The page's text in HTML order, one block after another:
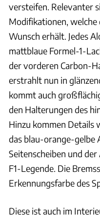
versteifen. Relevanter
Modifikationen, welche
Wunsch erhält. Jedes
mattblaue Formel-1-
der vorderen Carbon-
erstrahlt nun in
kommt auch
den Halterungen des
Hinzu kommen Details
das blau-orange-gelbe
Seitenscheiben und
F1-Legende. Die
Erkennungsfarbe des
Diese ist auch im